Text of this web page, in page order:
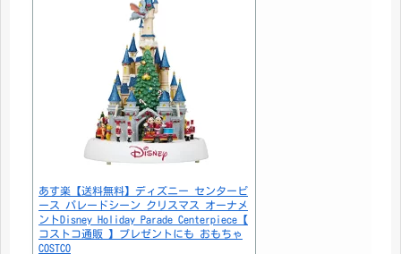
あす楽【送料無料】ディズニー センターピ
ース パレードシーン クリスマス オーナメ
ントDisney Holiday Parade Centerpiece【
コストコ通販 】プレゼントにも おもちゃ
COSTCO